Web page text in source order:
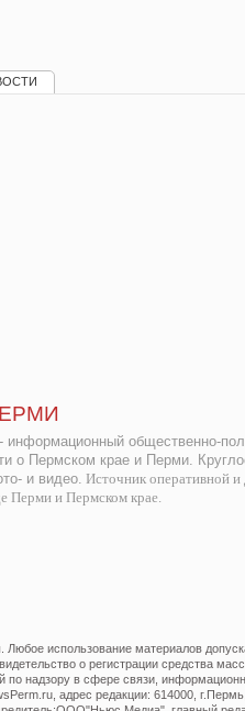
информационный общественно-
о Пермском крае и Перми.
и видео. Источник оперативной и
Перми и Пермском крае.
использование материалов
о регистрации средства
по надзору в сфере связи,
адрес редакции: 614000,